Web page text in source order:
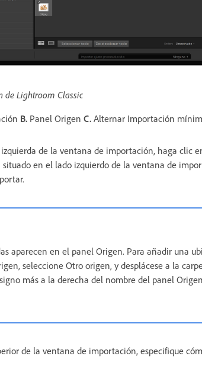
de Lightroom Classic
B. Panel Origen C. Alternar Importación
de la ventana de importación, haga clic
situado en el lado izquierdo de la ventana de
aparecen en el panel Origen. Para añadir una
seleccione Otro origen, y desplácese a la
más a la derecha del nombre del panel
de la ventana de importación, especifique